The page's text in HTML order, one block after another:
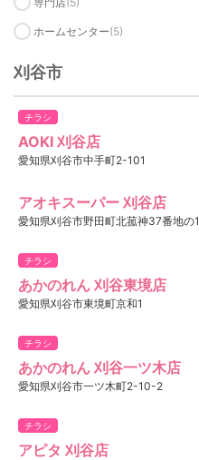
ホームセンター(5)
刈谷市
チラシ
AOKI 刈谷店
愛知県刈谷市中手町2-101
アオキスーパー 刈谷店
愛知県刈谷市野田町北菰神37番地の1
チラシ
あかのれん 刈谷東境店
愛知県刈谷市東境町京和1
チラシ
あかのれん 刈谷一ツ木店
愛知県刈谷市一ツ木町2-10-2
チラシ
アピタ 刈谷店